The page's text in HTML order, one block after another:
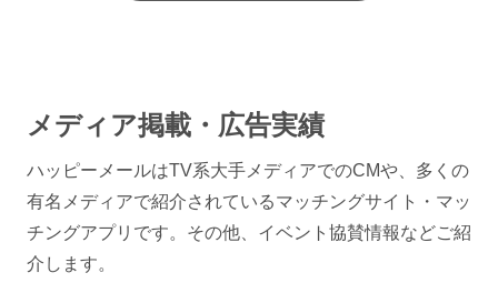
メディア掲載・広告実績
ハッピーメールはTV系大手メディアでのCMや、多くの
有名メディアで紹介されているマッチングサイト・マッ
チングアプリです。その他、イベント協賛情報などご紹
介します。